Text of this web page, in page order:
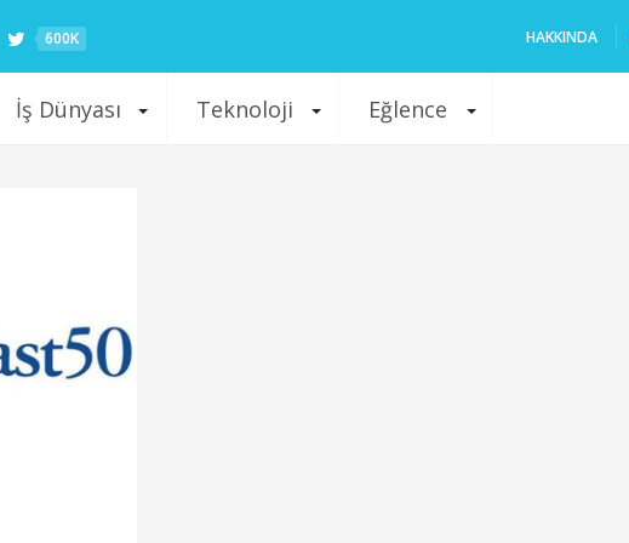
600K HAKKINDA
İş Dünyası Teknoloji Eğlence